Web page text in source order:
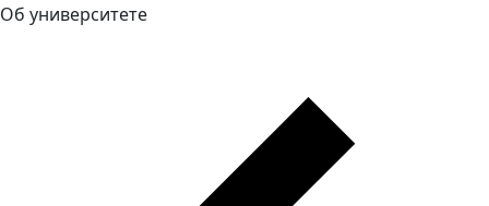
Об университете